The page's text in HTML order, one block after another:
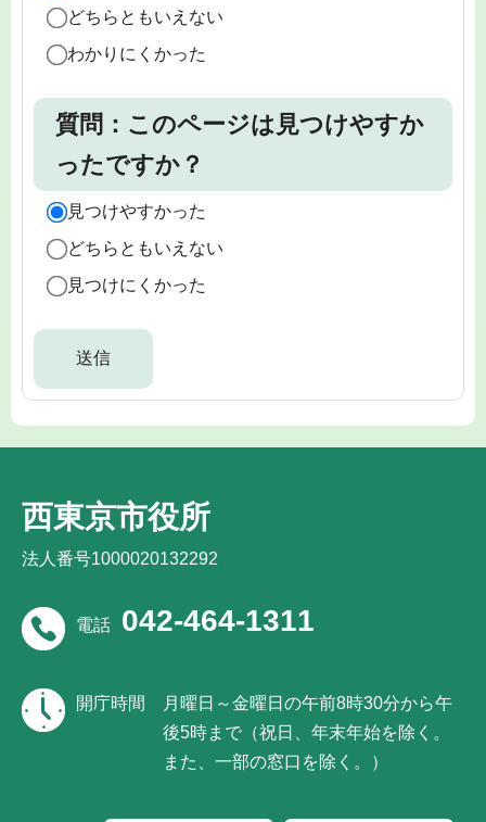
どちらともいえない
わかりにくかった
質問：このページは見つけやすか
ったですか？
見つけやすかった
どちらともいえない
見つけにくかった
西東京市役所
法人番号1000020132292
電話 042-464-1311
開庁時間
月曜日～金曜日の午前8時30分から午
後5時まで（祝日、年末年始を除く。
また、一部の窓口を除く。）